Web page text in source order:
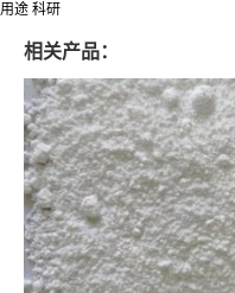
用途 科研
相关产品：